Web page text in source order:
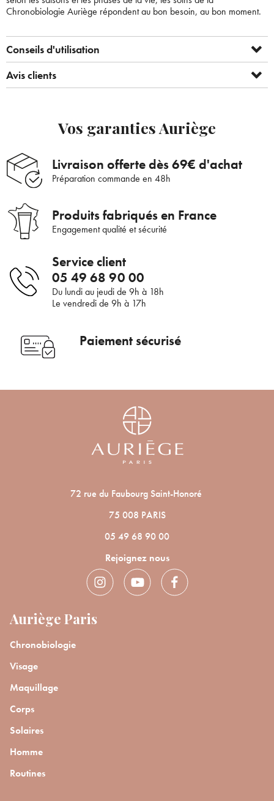
Supprimer le produit ? ×
Voulez-vous vraiment supprimer le produit suivant du
panier ?
Chronobiologie Auriège répondent au bon besoin, au bon moment.
Conseils d'utilisation
Avis clients
Vos garanties Auriège
Livraison offerte dès 69€ d'achat
Préparation commande en 48h
Produits fabriqués en France
Engagement qualité et sécurité
Service client
05 49 68 90 00
Du lundi au jeudi de 9h à 18h
Le vendredi de 9h à 17h
Paiement sécurisé
72 rue du Faubourg Saint-Honoré
75 008 PARIS
05 49 68 90 00
Rejoignez nous
Auriège Paris
Chronobiologie
Visage
Maquillage
Corps
Solaires
Homme
Routines
Pour être au courant de nos dernières
nouveautés ou promotions en cours et
bénéficier de nos conseils de saison, inscrivez-
vous à notre Newsletter.